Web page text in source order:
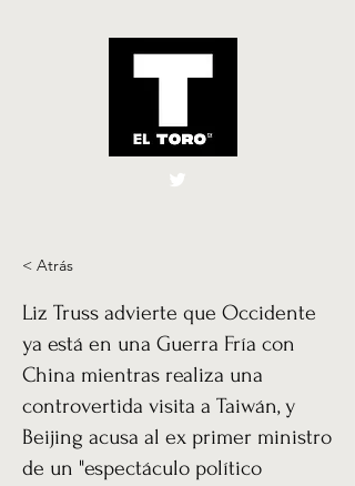
El Toro España
< Atrás
Liz Truss advierte que Occidente
ya está en una Guerra Fría con
China mientras realiza una
controvertida visita a Taiwán, y
Beijing acusa al ex primer ministro
de un "espectáculo político